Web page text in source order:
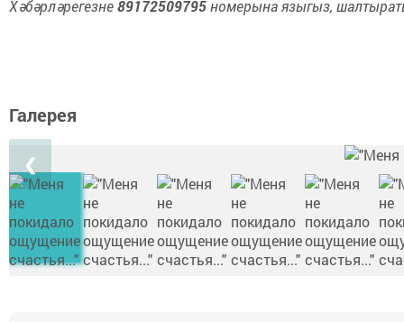
Хәбәрләрегезне89172509795номерына языгыз,
Галерея
❮